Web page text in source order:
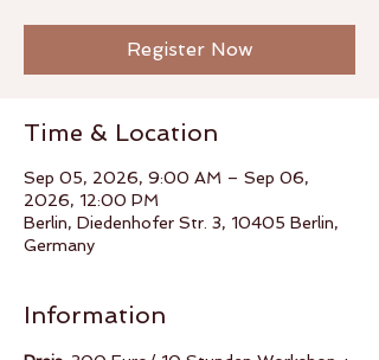
Register Now
Time & Location
Sep 05, 2026, 9:00 AM – Sep 06,
2026, 12:00 PM
Berlin, Diedenhofer Str. 3, 10405 Berlin,
Germany
Information